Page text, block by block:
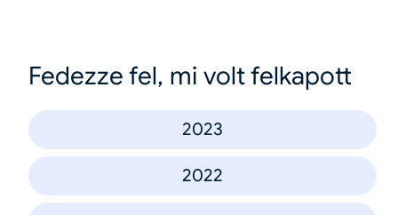
Fedezze fel, mi volt felkapott
2023
2022